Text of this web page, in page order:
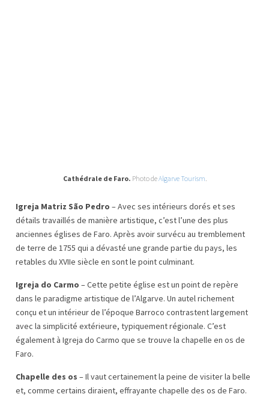
Cathédrale de Faro. Photo deAlgarve Tourism.
Igreja Matriz São Pedro – Avec ses intérieurs dorés et ses
détails travaillés de manière artistique, c’est l’une des plus
anciennes églises de Faro. Après avoir survécu au tremblement
de terre de 1755 qui a dévasté une grande partie du pays, les
retables du XVIIe siècle en sont le point culminant.
Igreja do Carmo – Cette petite église est un point de repère
dans le paradigme artistique de l’Algarve. Un autel richement
conçu et un intérieur de l’époque Barroco contrastent largement
avec la simplicité extérieure, typiquement régionale. C’est
également à Igreja do Carmo que se trouve la chapelle en os de
Faro.
Chapelle des os – Il vaut certainement la peine de visiter la belle
et, comme certains diraient, effrayante chapelle des os de Faro.